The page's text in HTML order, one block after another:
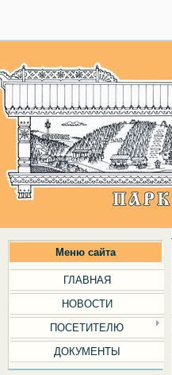
Меню сайта
ГЛАВНАЯ
НОВОСТИ
ПОСЕТИТЕЛЮ
ДОКУМЕНТЫ